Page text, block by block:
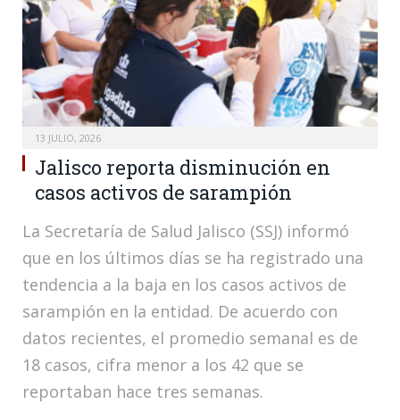
13 JULIO, 2026
Jalisco reporta disminución en
casos activos de sarampión
La Secretaría de Salud Jalisco (SSJ) informó
que en los últimos días se ha registrado una
tendencia a la baja en los casos activos de
sarampión en la entidad. De acuerdo con
datos recientes, el promedio semanal es de
18 casos, cifra menor a los 42 que se
reportaban hace tres semanas.